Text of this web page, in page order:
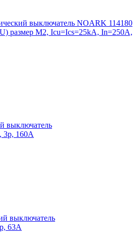
выключатель NOARK 114180
размер M2, Icu=Ics=25kA, In=250A,
выключатель
3р, 160А
выключатель
63А